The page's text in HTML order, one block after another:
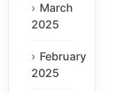
March
2025
February
2025